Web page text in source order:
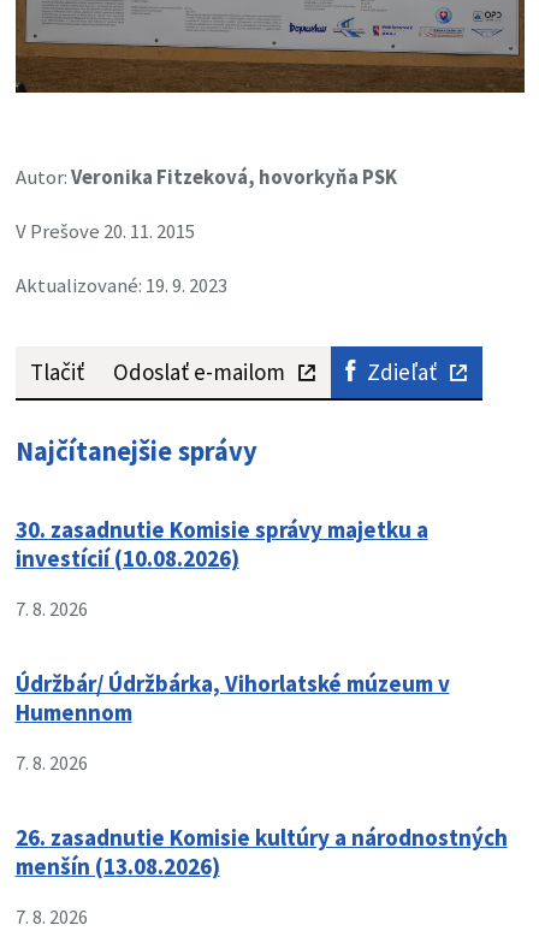
Autor:Veronika Fitzeková, hovorkyňa PSK
V Prešove 20. 11. 2015
Aktualizované: 19. 9. 2023
Tlačiť Odoslať e-mailom Zdieľať
Najčítanejšie správy
30. zasadnutie Komisie správy majetku a
investícií (10.08.2026)
7. 8. 2026
Údržbár/ Údržbárka, Vihorlatské múzeum v
Humennom
7. 8. 2026
26. zasadnutie Komisie kultúry a národnostných
menšín (13.08.2026)
7. 8. 2026